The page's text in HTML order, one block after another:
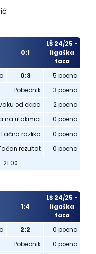
0:1
LŠ 24/25 -
ligaška
faza
0:3
5 poena
Pobednik
3 poena
od ekipa
2 poena
na utakmici
0 poena
Tačna razlika
0 poena
rezultat
0 poena
21:00
1:4
LŠ 24/25 -
ligaška
faza
2:2
0 poena
Pobednik
0 poena